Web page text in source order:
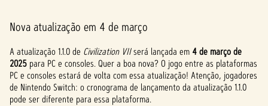
Nova atualização em 4 de março
A atualização 1.1.0 de Civilization VIIserá lançada em 4 de março de
2025 para PC e consoles. Quer a boa nova? O jogo entre as plataformas
PC e consoles estará de volta com essa atualização! Atenção, jogadores
de Nintendo Switch: o cronograma de lançamento da atualização 1.1.0
pode ser diferente para essa plataforma.